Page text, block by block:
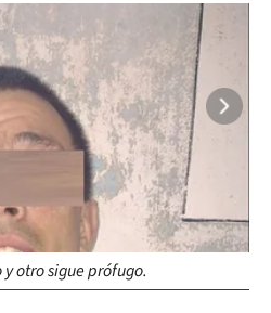
otro sigue prófugo.